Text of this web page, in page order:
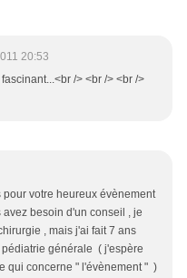
20:53
/> <br /> <br />
votre heureux évènement
avez besoin d'un conseil , je
, mais j'ai fait 7 ans
générale ( j'espère
qui concerne " l'évènement " )